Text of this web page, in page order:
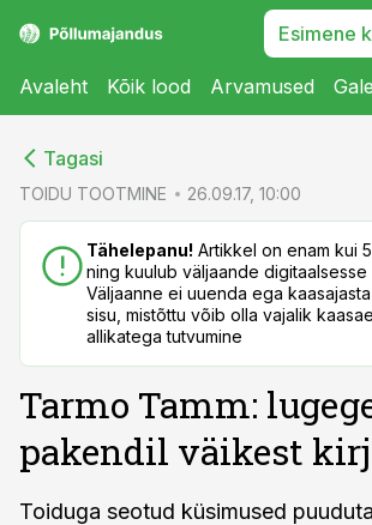
Esimene
Avaleht Kõik lood Arvamused
Tagasi
TOIDU TOOTMINE 26.09.17, 10:00
Tähelepanu! Artikkel on enam kui
ning kuulub väljaande digitaalsesse
Väljaanne ei uuenda ega
sisu, mistõttu võib olla vajalik
allikatega tutvumine
Tarmo Tamm:
pakendil väikest
Toiduga seotud küsimused